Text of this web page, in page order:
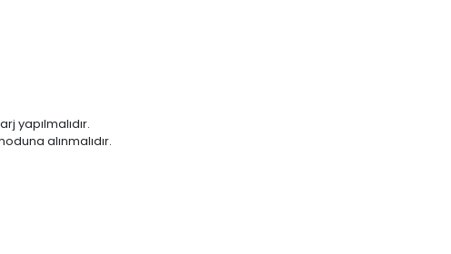
yapılmalıdır.
alınmalıdır.